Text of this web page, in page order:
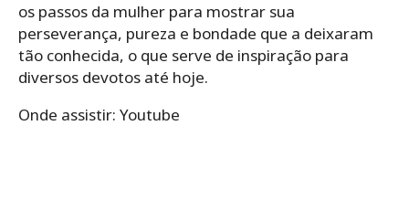
os passos da mulher para mostrar sua
perseverança, pureza e bondade que a deixaram
tão conhecida, o que serve de inspiração para
diversos devotos até hoje.
Onde assistir: Youtube